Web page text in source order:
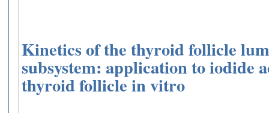
Kinetics of the thyroid follicle
subsystem: application to iodide
thyroid follicle in vitro